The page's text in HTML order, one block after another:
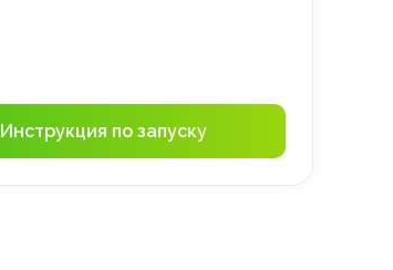
Инструкция по запуску